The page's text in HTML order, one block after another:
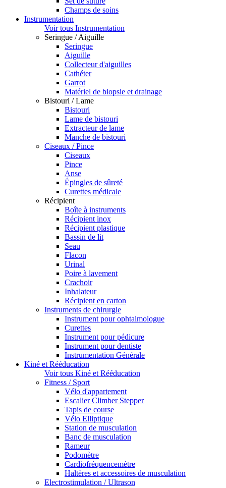
Champs de soins
Instrumentation
Voir tous Instrumentation
Seringue / Aiguille
Seringue
Aiguille
Collecteur d'aiguilles
Cathéter
Garrot
Matériel de biopsie et drainage
Bistouri / Lame
Bistouri
Lame de bistouri
Extracteur de lame
Manche de bistouri
Ciseaux / Pince
Ciseaux
Pince
Anse
Épingles de sûreté
Curettes médicale
Récipient
Boîte à instruments
Récipient inox
Récipient plastique
Bassin de lit
Seau
Flacon
Urinal
Poire à lavement
Crachoir
Inhalateur
Récipient en carton
Instruments de chirurgie
Instrument pour ophtalmologue
Curettes
Instrument pour pédicure
Instrument pour dentiste
Instrumentation Générale
Kiné et Rééducation
Voir tous Kiné et Rééducation
Fitness / Sport
Vélo d'appartement
Escalier Climber Stepper
Tapis de course
Vélo Elliptique
Station de musculation
Banc de musculation
Rameur
Podomètre
Cardiofréquencemètre
Haltères et accessoires de musculation
Electrostimulation / Ultrason